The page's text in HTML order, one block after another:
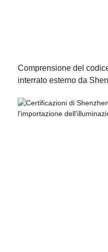
Comprensione del
interrato esterno da